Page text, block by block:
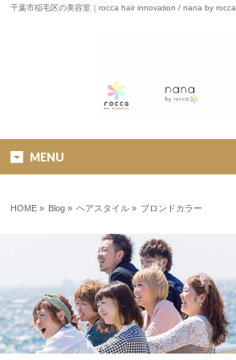
千葉市稲毛区の美容室｜rocca hair innovation / nana by rocca
MENU
HOME » Blog » ヘアスタイル » ブロンドカラー